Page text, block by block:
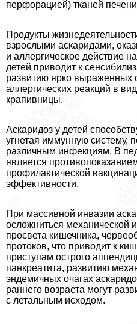
перфорацией) тканей
Продукты
взрослыми аскаридами,
и аллергическое действие
детей приводит к
развитию ярко выраженных
аллергических реакций в
крапивницы.
Аскаридоз у детей
угнетая иммунную систему,
различным инфекциям. В
является
профилактической
эффективности.
При массивной инвазии
осложниться механической
просвета кишечника,
протоков, что приводит к
приступам острого
панкреатита, развитию
эндемичных очагах
раннего возраста могут
с летальным исходом.